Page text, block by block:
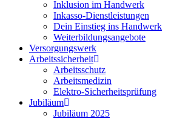
Inklusion im Handwerk
Inkasso-Dienstleistungen
Dein Einstieg ins Handwerk
Weiterbildungsangebote
Versorgungswerk
Arbeitssicherheit
Arbeitsschutz
Arbeitsmedizin
Elektro-Sicherheitsprüfung
Jubiläum
Jubiläum 2025